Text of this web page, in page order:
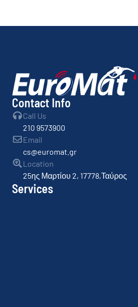
Contact Info
Call Us
210 9573900
Email
cs@euromat.gr
Location
25ης Μαρτίου 2, 17778,Ταύρος
Services